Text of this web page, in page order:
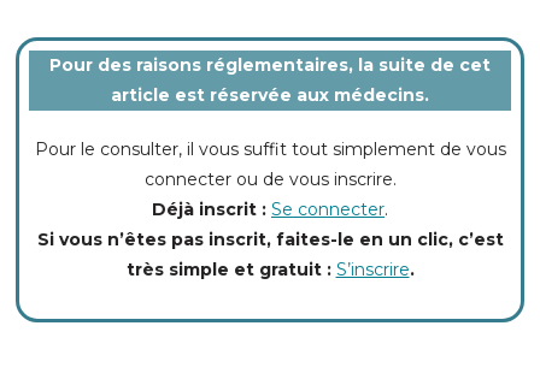
Pour des raisons réglementaires, la suite de cet
article est réservée aux médecins.
Pour le consulter, il vous suffit tout simplement de vous
connecter ou de vous inscrire.
Déjà inscrit : Se connecter.
Si vous n’êtes pas inscrit, faites-le en un clic, c’est
très simple et gratuit : S’inscrire.